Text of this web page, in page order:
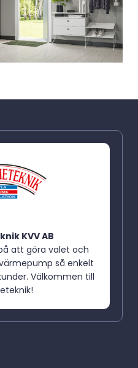
KVV AB
att göra valet och
så enkelt
Välkommen till